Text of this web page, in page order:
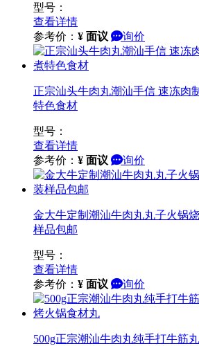
型号：
查看详情
参考价： ¥ 面议 询价
正宗汕头牛肉丸潮汕手信 速冻肉
特色食材
型号：
查看详情
参考价： ¥ 面议 询价
金大牛定制潮汕牛肉丸丸子火锅
样品包邮
型号：
查看详情
参考价： ¥ 面议 询价
500g正宗潮汕牛肉丸纯手打牛筋